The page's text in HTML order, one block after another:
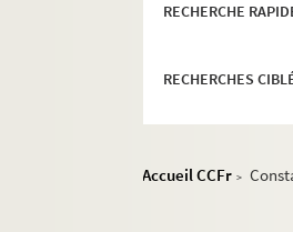
RECHERCHE
RECHERCHES
Accueil CCFr >